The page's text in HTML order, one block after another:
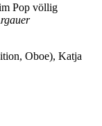
Pop völlig
Oboe), Katja